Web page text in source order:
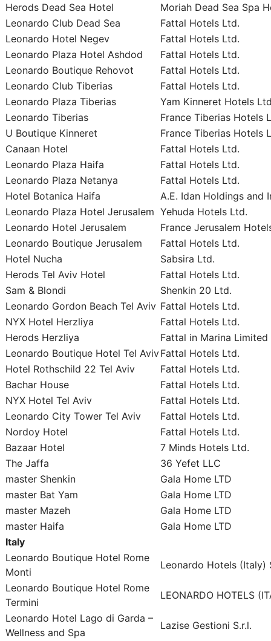
Herods Dead Sea Hotel
Moriah Dead Sea Spa
Leonardo Club Dead Sea
Fattal Hotels Ltd.
Leonardo Hotel Negev
Fattal Hotels Ltd.
Leonardo Plaza Hotel Ashdod
Fattal Hotels Ltd.
Leonardo Boutique Rehovot
Fattal Hotels Ltd.
Leonardo Club Tiberias
Fattal Hotels Ltd.
Leonardo Plaza Tiberias
Yam Kinneret Hotels
Leonardo Tiberias
France Tiberias Hotels
U Boutique Kinneret
France Tiberias Hotels
Canaan Hotel
Fattal Hotels Ltd.
Leonardo Plaza Haifa
Fattal Hotels Ltd.
Leonardo Plaza Netanya
Fattal Hotels Ltd.
Hotel Botanica Haifa
A.E. Idan Holdings and
Leonardo Plaza Hotel Jerusalem Yehuda Hotels Ltd.
Leonardo Hotel Jerusalem
France Jerusalem
Leonardo Boutique Jerusalem
Fattal Hotels Ltd.
Hotel Nucha
Sabsira Ltd.
Herods Tel Aviv Hotel
Fattal Hotels Ltd.
Sam & Blondi
Shenkin 20 Ltd.
Leonardo Gordon Beach Tel Aviv Fattal Hotels Ltd.
NYX Hotel Herzliya
Fattal Hotels Ltd.
Herods Herzliya
Fattal in Marina
Leonardo Boutique Hotel Tel AvivFattal Hotels Ltd.
Hotel Rothschild 22 Tel Aviv
Fattal Hotels Ltd.
Bachar House
Fattal Hotels Ltd.
NYX Hotel Tel Aviv
Fattal Hotels Ltd.
Leonardo City Tower Tel Aviv
Fattal Hotels Ltd.
Nordoy Hotel
Fattal Hotels Ltd.
Bazaar Hotel
7 Minds Hotels Ltd.
The Jaffa
36 Yefet LLC
master Shenkin
Gala Home LTD
master Bat Yam
Gala Home LTD
master Mazeh
Gala Home LTD
master Haifa
Gala Home LTD
Italy
Leonardo Boutique Hotel Rome
Monti
Leonardo Hotels (Italy)
Leonardo Boutique Hotel Rome
Termini
LEONARDO HOTELS
Leonardo Hotel Lago di Garda –
Wellness and Spa
Lazise Gestioni S.r.l.